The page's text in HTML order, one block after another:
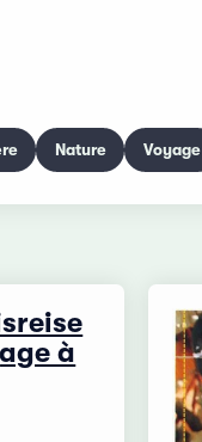
Nature Voyage
à